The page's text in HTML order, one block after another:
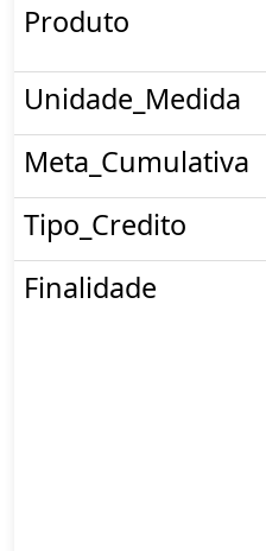
Produto
Unidade_Medida
Meta_Cumulativa
Tipo_Credito
Finalidade